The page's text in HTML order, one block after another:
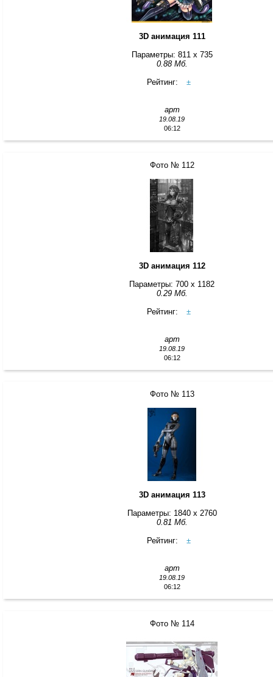
3D анимация 111
Параметры: 811 x 735
0.88 Мб.
Рейтинг:
±
арт
19.08.19
06:12
Фото № 112
3D анимация 112
Параметры: 700 x 1182
0.29 Мб.
Рейтинг:
±
арт
19.08.19
06:12
Фото № 113
3D анимация 113
Параметры: 1840 x 2760
0.81 Мб.
Рейтинг:
±
арт
19.08.19
06:12
Фото № 114